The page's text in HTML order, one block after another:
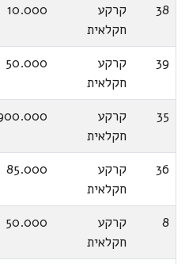
38
קרקע
חקלאית
10.000
39
קרקע
חקלאית
50.000
35
קרקע
חקלאית
36
קרקע
חקלאית
85.000
8
קרקע
חקלאית
50.000